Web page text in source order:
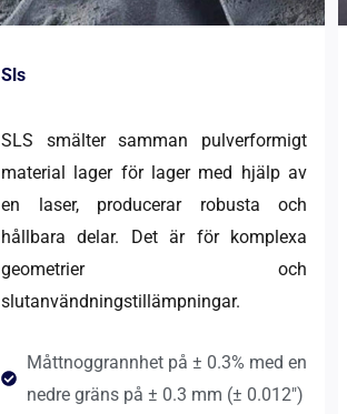
Sls
SLS smälter samman pulverformigt
material lager för lager med hjälp av
en laser, producerar robusta och
hållbara delar. Det är för komplexa
geometrier och
slutanvändningstillämpningar.
Måttnoggrannhet på ± 0.3% med en
nedre gräns på ± 0.3 mm (± 0.012")